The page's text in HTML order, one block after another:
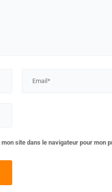
site dans le navigateur pour mon